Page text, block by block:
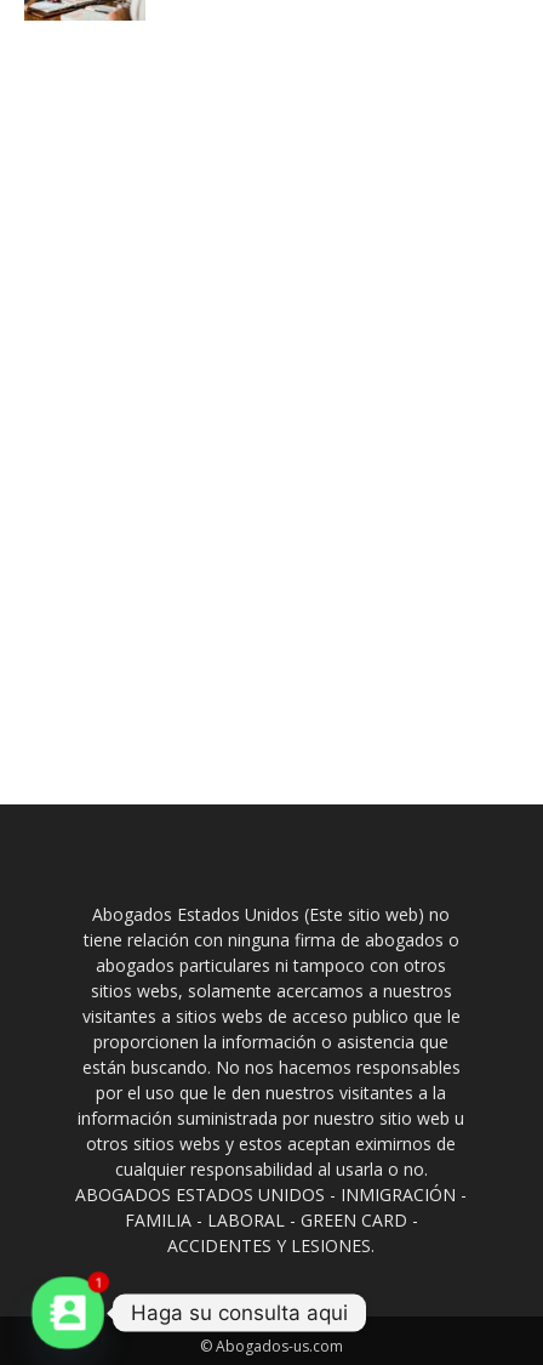
Abogados Estados Unidos (Este sitio web) no
tiene relación con ninguna firma de abogados o
abogados particulares ni tampoco con otros
sitios webs, solamente acercamos a nuestros
visitantes a sitios webs de acceso publico que le
proporcionen la información o asistencia que
están buscando. No nos hacemos responsables
por el uso que le den nuestros visitantes a la
información suministrada por nuestro sitio web u
otros sitios webs y estos aceptan eximirnos de
cualquier responsabilidad al usarla o no.
ABOGADOS ESTADOS UNIDOS - INMIGRACIÓN -
FAMILIA - LABORAL - GREEN CARD -
ACCIDENTES Y LESIONES.
© Abogados-us.com
1
Haga su consulta aqui